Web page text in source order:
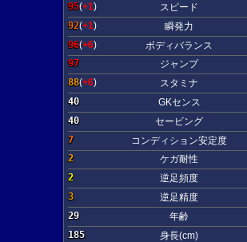
95(+1)
スピード
92(+1)
瞬発力
96(+6)
ボディバランス
97
ジャンプ
88(+6)
スタミナ
40
GKセンス
40
セービング
7
コンディション安定度
2
ケガ耐性
2
逆足頻度
3
逆足精度
29
年齢
185
身長(cm)